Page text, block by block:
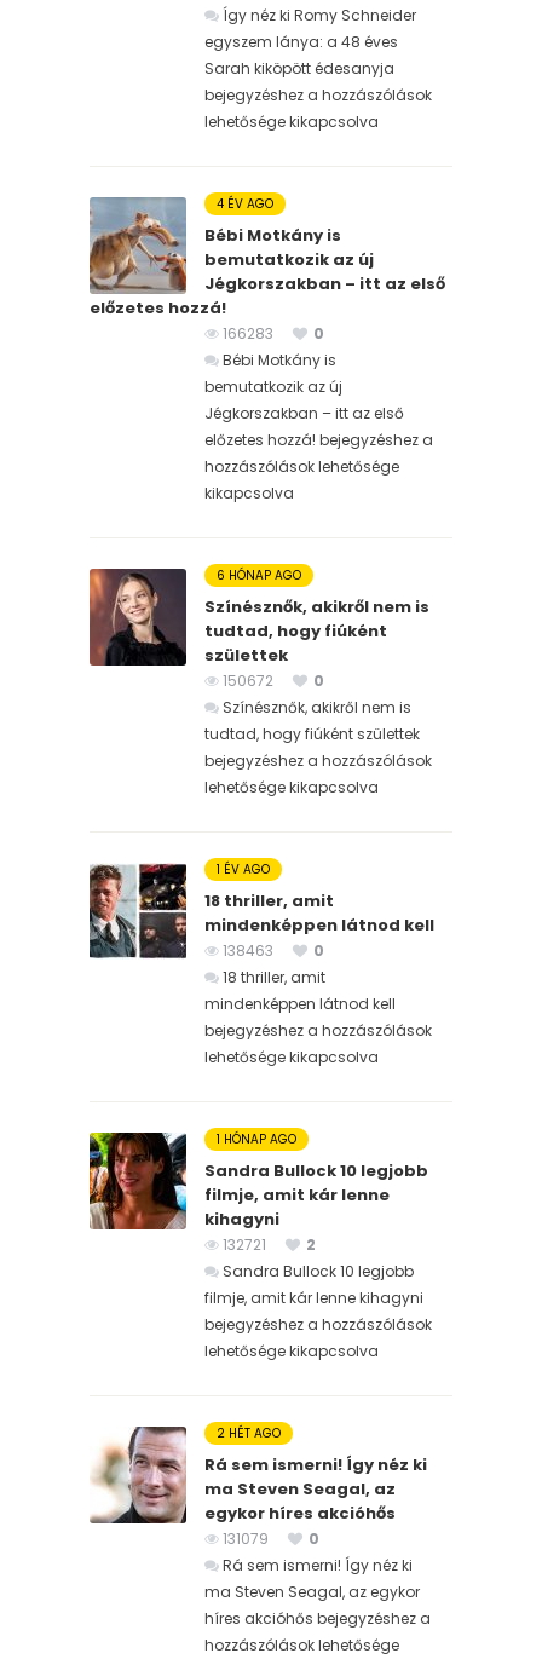
Így néz ki Romy Schneider
egyszem lánya: a 48 éves
Sarah kiköpött édesanyja
bejegyzéshez a hozzászólások
lehetősége kikapcsolva
4 ÉV AGO
Bébi Motkány is
bemutatkozik az új
Jégkorszakban – itt az első
előzetes hozzá!
166283
0
Bébi Motkány is
bemutatkozik az új
Jégkorszakban – itt az első
előzetes hozzá! bejegyzéshez a
hozzászólások lehetősége
kikapcsolva
6 HÓNAP AGO
Színésznők, akikről nem is
tudtad, hogy fiúként
születtek
150672
0
Színésznők, akikről nem is
tudtad, hogy fiúként születtek
bejegyzéshez a hozzászólások
lehetősége kikapcsolva
1 ÉV AGO
18 thriller, amit
mindenképpen látnod kell
138463
0
18 thriller, amit
mindenképpen látnod kell
bejegyzéshez a hozzászólások
lehetősége kikapcsolva
1 HÓNAP AGO
Sandra Bullock 10 legjobb
filmje, amit kár lenne
kihagyni
132721
2
Sandra Bullock 10 legjobb
filmje, amit kár lenne kihagyni
bejegyzéshez a hozzászólások
lehetősége kikapcsolva
2 HÉT AGO
Rá sem ismerni! Így néz ki
ma Steven Seagal, az
egykor híres akcióhős
131079
0
Rá sem ismerni! Így néz ki
ma Steven Seagal, az egykor
híres akcióhős bejegyzéshez a
hozzászólások lehetősége